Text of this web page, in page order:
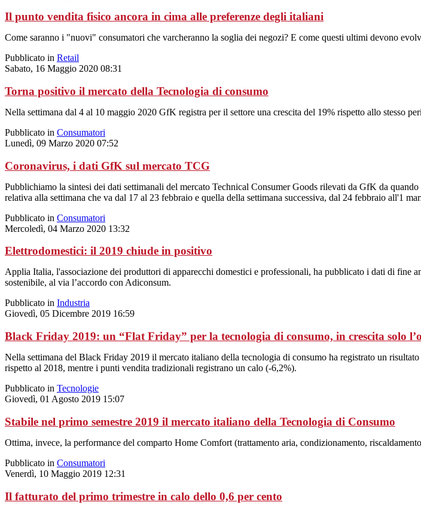
Il punto vendita fisico ancora in cima alle preferenze degli italiani
Come saranno i "nuovi" consumatori che varcheranno la soglia dei negozi? E come questi ultimi devono
Pubblicato in Retail
Sabato, 16 Maggio 2020 08:31
Torna positivo il mercato della Tecnologia di consumo
Nella settimana dal 4 al 10 maggio 2020 GfK registra per il settore una crescita del 19% rispetto allo stesso
Pubblicato in Consumatori
Lunedì, 09 Marzo 2020 07:52
Coronavirus, i dati GfK sul mercato TCG
Pubblichiamo la sintesi dei dati settimanali del mercato Technical Consumer Goods rilevati da GfK da
relativa alla settimana che va dal 17 al 23 febbraio e quella della settimana successiva, dal 24 febbraio all'1
Pubblicato in Consumatori
Mercoledì, 04 Marzo 2020 13:32
Elettrodomestici: il 2019 chiude in positivo
Applia Italia, l'associazione dei produttori di apparecchi domestici e professionali, ha pubblicato i dati di
sostenibile, al via l’accordo con Adiconsum.
Pubblicato in Industria
Giovedì, 05 Dicembre 2019 16:59
Black Friday 2019: un “Flat Friday” per la tecnologia di consumo, in crescita solo
Nella settimana del Black Friday 2019 il mercato italiano della tecnologia di consumo ha registrato un
rispetto al 2018, mentre i punti vendita tradizionali registrano un calo (-6,2%).
Pubblicato in Tecnologie
Giovedì, 01 Agosto 2019 15:07
Stabile nel primo semestre 2019 il mercato italiano della Tecnologia di Consumo
Ottima, invece, la performance del comparto Home Comfort (trattamento aria, condizionamento,
Pubblicato in Consumatori
Venerdì, 10 Maggio 2019 12:31
Il fatturato del primo trimestre in calo dello 0,6 per cento